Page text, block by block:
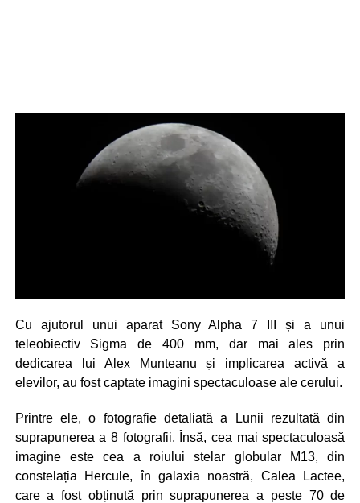
Cu ajutorul unui aparat Sony Alpha 7 III și a unui
teleobiectiv Sigma de 400 mm, dar mai ales prin
dedicarea lui Alex Munteanu și implicarea activă a
elevilor, au fost captate imagini spectaculoase ale cerului.
Printre ele, o fotografie detaliată a Lunii rezultată din
suprapunerea a 8 fotografii. Însă, cea mai spectaculoasă
imagine este cea a roiului stelar globular M13, din
constelația Hercule, în galaxia noastră, Calea Lactee,
care a fost obținută prin suprapunerea a peste 70 de